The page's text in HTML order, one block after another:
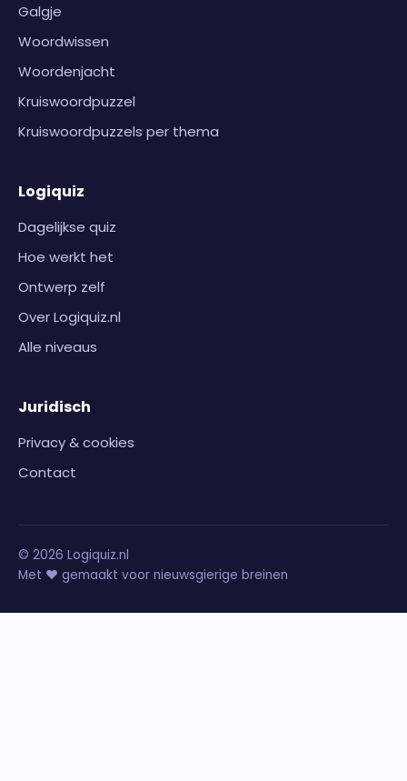
Galgje
Woordwissen
Woordenjacht
Kruiswoordpuzzel
Kruiswoordpuzzels per thema
Logiquiz
Dagelijkse quiz
Hoe werkt het
Ontwerp zelf
Over Logiquiz.nl
Alle niveaus
Juridisch
Privacy & cookies
Contact
© 2026 Logiquiz.nl
Met ❤️ gemaakt voor nieuwsgierige breinen